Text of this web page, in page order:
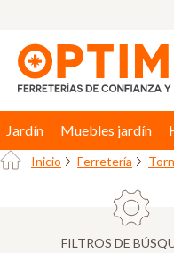
Jardín Muebles jardín
Inicio Ferretería
FILTROS DE